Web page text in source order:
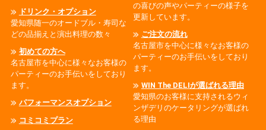
ドリンク・オプション
愛知県随一のオードブル・寿司な
どの品揃えと演出料理の数々
初めての方へ
名古屋市を中心に様々なお客様の
パーティーのお手伝いをしており
ます。
パフォーマンスオプション
コミコミプラン
の喜びの声やパーティーの様子を
更新しています。
ご注文の流れ
名古屋市を中心に様々なお客様の
パーティーのお手伝いをしており
ます。
WIN The DELIが選ばれる理由
愛知県のお客様に支持されるウィ
ンザデリのケータリングが選ばれ
る理由